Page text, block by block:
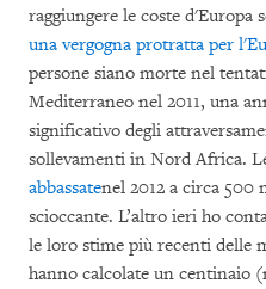
raggiungere le coste d'Europa
una vergogna protratta per
persone siano morte nel
Mediterraneo nel 2011, una
significativo degli
sollevamenti in Nord Africa.
abbassatenel 2012 a circa
scioccante. L’altro ieri ho
le loro stime più recenti delle
hanno calcolate un centinaio